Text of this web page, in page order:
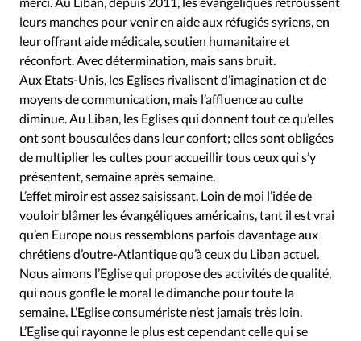
Devise:CHF
RUBRIQUES
Tous les articles
Actualité chrétienne
Actualité internationale
Chronique
Culture
Dossier
Eglises Foi Génération réveil
Monde
Opinions
Publireportage
Relations Aujourd'hui
Société
Tour du monde des Eglises
Vécu
Vie Intérieure
leurs manches pour venir en aide aux réfugiés syriens, en
leur offrant aide médicale, soutien humanitaire et
réconfort. Avec détermination, mais sans bruit.
Aux Etats-Unis, les Eglises rivalisent d’imagination et de
moyens de communication, mais l’affluence au culte
diminue. Au Liban, les Eglises qui donnent tout ce qu’elles
ont sont bousculées dans leur confort; elles sont obligées
de multiplier les cultes pour accueillir tous ceux qui s’y
présentent, semaine après semaine.
L’effet miroir est assez saisissant. Loin de moi l’idée de
vouloir blâmer les évangéliques américains, tant il est vrai
qu’en Europe nous ressemblons parfois davantage aux
chrétiens d’outre-Atlantique qu’à ceux du Liban actuel.
Nous aimons l’Eglise qui propose des activités de qualité,
qui nous gonfle le moral le dimanche pour toute la
semaine. L’Eglise consumériste n’est jamais très loin.
L’Eglise qui rayonne le plus est cependant celle qui se